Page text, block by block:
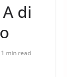
di
1 min read